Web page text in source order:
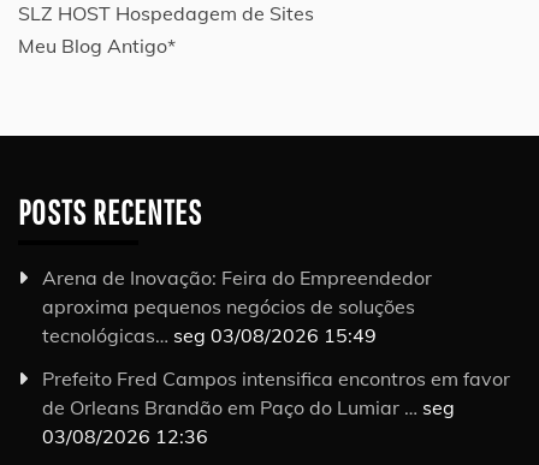
SLZ HOST Hospedagem de Sites
Meu Blog Antigo*
POSTS RECENTES
Arena de Inovação: Feira do Empreendedor
aproxima pequenos negócios de soluções
tecnológicas… seg 03/08/2026 15:49
Prefeito Fred Campos intensifica encontros em favor
de Orleans Brandão em Paço do Lumiar … seg
03/08/2026 12:36